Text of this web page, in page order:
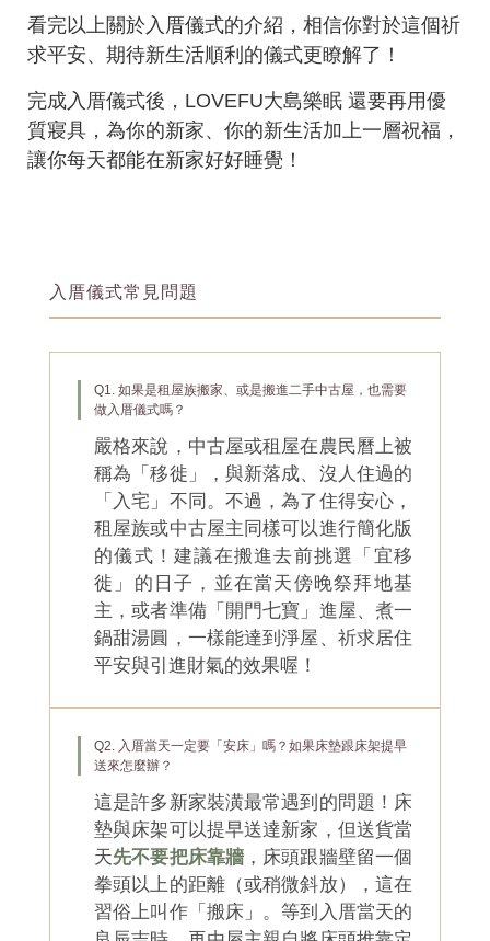
看完以上關於入厝儀式的介紹，相信你對於這個祈
求平安、期待新生活順利的儀式更瞭解了！
完成入厝儀式後，LOVEFU大島樂眠 還要再用優
質寢具，為你的新家、你的新生活加上一層祝福，
讓你每天都能在新家好好睡覺！
入厝儀式常見問題
Q1. 如果是租屋族搬家、或是搬進二手中古屋，也需要
做入厝儀式嗎？
嚴格來說，中古屋或租屋在農民曆上被
稱為「移徙」，與新落成、沒人住過的
「入宅」不同。不過，為了住得安心，
租屋族或中古屋主同樣可以進行簡化版
的儀式！建議在搬進去前挑選「宜移
徙」的日子，並在當天傍晚祭拜地基
主，或者準備「開門七寶」進屋、煮一
鍋甜湯圓，一樣能達到淨屋、祈求居住
平安與引進財氣的效果喔！
Q2. 入厝當天一定要「安床」嗎？如果床墊跟床架提早
送來怎麼辦？
這是許多新家裝潢最常遇到的問題！床
墊與床架可以提早送達新家，但送貨當
天先不要把床靠牆 ，床頭跟牆壁留一個
拳頭以上的距離（或稍微斜放），這在
習俗上叫作「搬床」。等到入厝當天的